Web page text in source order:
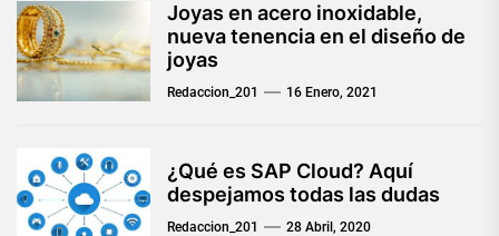
Joyas en acero inoxidable,
nueva tenencia en el diseño de
joyas
Redaccion_201 16 Enero, 2021
¿Qué es SAP Cloud? Aquí
despejamos todas las dudas
Redaccion_201 28 Abril, 2020